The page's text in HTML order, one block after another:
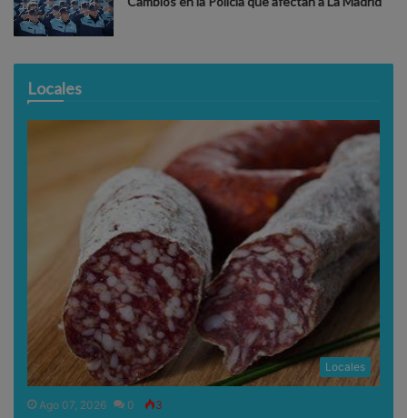
Locales
Locales
Ago 07, 2026 0 3